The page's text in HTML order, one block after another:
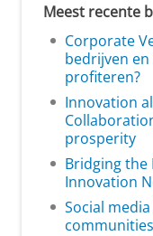
Meest recente
Corporate
bedrijven
profiteren?
Innovation
prosperity
Bridging the
Innovation
Social